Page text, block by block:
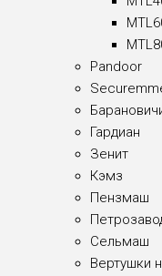
Pandoor
Гардиан
Зенит
Кэмз
Пензмаш
Сельмаш
Вертушки